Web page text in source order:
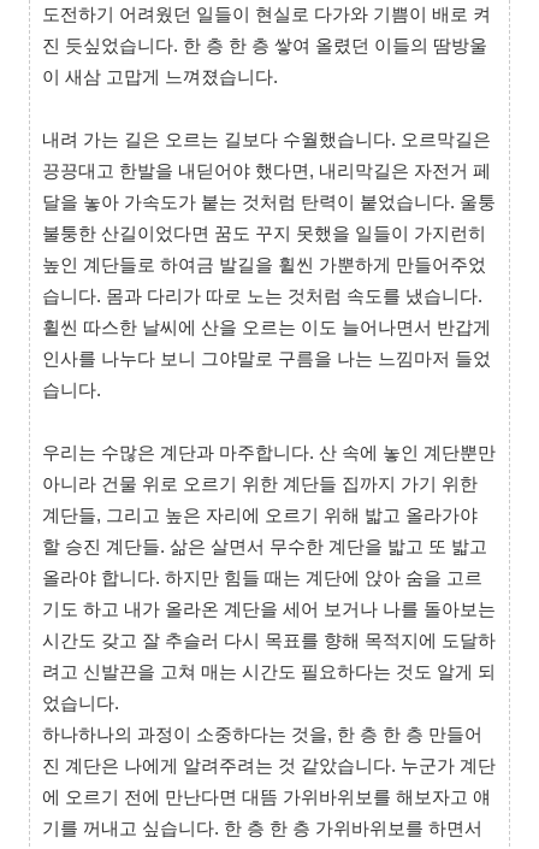
도전하기 어려웠던 일들이 현실로 다가와 기쁨이 배로 켜
진 듯싶었습니다. 한 층 한 층 쌓여 올렸던 이들의 땀방울
이 새삼 고맙게 느껴졌습니다.
내려 가는 길은 오르는 길보다 수월했습니다. 오르막길은
끙끙대고 한발을 내딛어야 했다면, 내리막길은 자전거 페
달을 놓아 가속도가 붙는 것처럼 탄력이 붙었습니다. 울퉁
불퉁한 산길이었다면 꿈도 꾸지 못했을 일들이 가지런히
높인 계단들로 하여금 발길을 휠씬 가뿐하게 만들어주었
습니다. 몸과 다리가 따로 노는 것처럼 속도를 냈습니다.
휠씬 따스한 날씨에 산을 오르는 이도 늘어나면서 반갑게
인사를 나누다 보니 그야말로 구름을 나는 느낌마저 들었
습니다.
우리는 수많은 계단과 마주합니다. 산 속에 놓인 계단뿐만
아니라 건물 위로 오르기 위한 계단들 집까지 가기 위한
계단들, 그리고 높은 자리에 오르기 위해 밟고 올라가야
할 승진 계단들. 삶은 살면서 무수한 계단을 밟고 또 밟고
올라야 합니다. 하지만 힘들 때는 계단에 앉아 숨을 고르
기도 하고 내가 올라온 계단을 세어 보거나 나를 돌아보는
시간도 갖고 잘 추슬러 다시 목표를 향해 목적지에 도달하
려고 신발끈을 고쳐 매는 시간도 필요하다는 것도 알게 되
었습니다.
하나하나의 과정이 소중하다는 것을, 한 층 한 층 만들어
진 계단은 나에게 알려주려는 것 같았습니다. 누군가 계단
에 오르기 전에 만난다면 대뜸 가위바위보를 해보자고 얘
기를 꺼내고 싶습니다. 한 층 한 층 가위바위보를 하면서